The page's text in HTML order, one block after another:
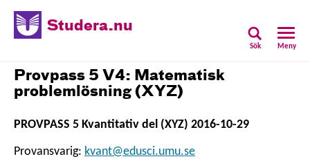
Studera.nu
Sök Meny
Provpass 5 V4: Matematisk
problemlösning (XYZ)
PROVPASS 5 Kvantitativ del (XYZ) 2016-10-29
Provansvarig: kvant@edusci.umu.se